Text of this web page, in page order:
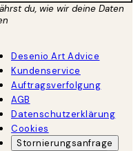
du, wie wir deine Daten
Desenio Art Advice
Kundenservice
Auftragsverfolgung
AGB
Datenschutzerklärung
Cookies
Stornierungsanfrage